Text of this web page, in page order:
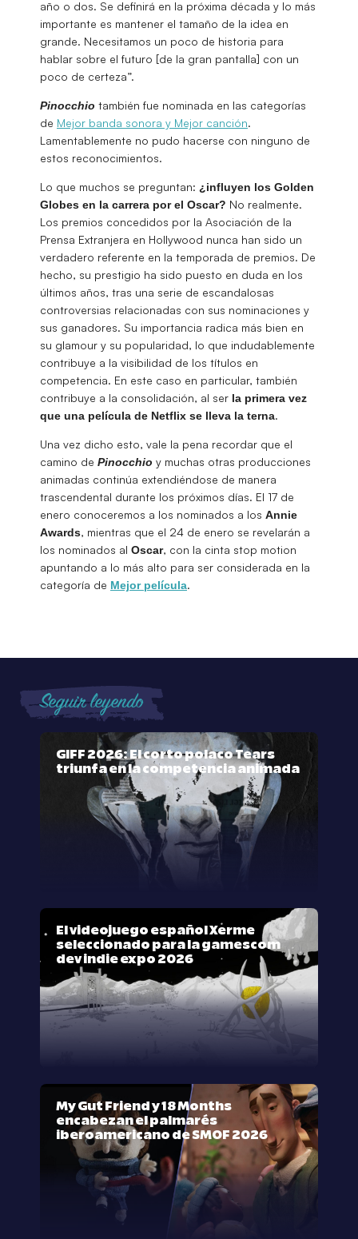
año o dos. Se definirá en la próxima década y lo más
importante es mantener el tamaño de la idea en
grande. Necesitamos un poco de historia para
hablar sobre el futuro [de la gran pantalla] con un
poco de certeza”.
Pinocchio también fue nominada en las categorías
de Mejor banda sonora y Mejor canción.
Lamentablemente no pudo hacerse con ninguno de
estos reconocimientos.
Lo que muchos se preguntan: ¿influyen los Golden
Globes en la carrera por el Oscar? No realmente.
Los premios concedidos por la Asociación de la
Prensa Extranjera en Hollywood nunca han sido un
verdadero referente en la temporada de premios. De
hecho, su prestigio ha sido puesto en duda en los
últimos años, tras una serie de escandalosas
controversias relacionadas con sus nominaciones y
sus ganadores. Su importancia radica más bien en
su glamour y su popularidad, lo que indudablemente
contribuye a la visibilidad de los títulos en
competencia. En este caso en particular, también
contribuye a la consolidación, al ser la primera vez
que una película de Netflix se lleva la terna.
Una vez dicho esto, vale la pena recordar que el
camino de Pinocchio y muchas otras producciones
animadas continúa extendiéndose de manera
trascendental durante los próximos días. El 17 de
enero conoceremos a los nominados a los Annie
Awards, mientras que el 24 de enero se revelarán a
los nominados al Oscar, con la cinta stop motion
apuntando a lo más alto para ser considerada en la
categoría de Mejor película.
Seguir leyendo
GIFF 2026: El corto polaco Tears
triunfa en la competencia animada
El videojuego español Xerme
seleccionado para la gamescom
dev indie expo 2026
My Gut Friend y 18 Months
encabezan el palmarés
iberoamericano de SMOF 2026